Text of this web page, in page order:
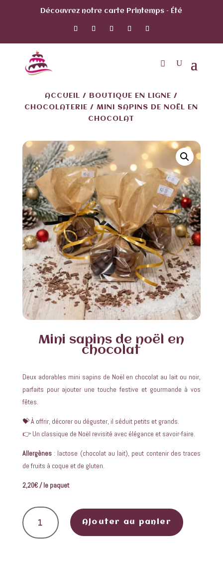
Découvrez notre carte Printemps – Été
ACCUEIL / BOUTIQUE EN LIGNE /
CHOCOLATERIE / MINI SAPINS DE NOËL EN
CHOCOLAT
Mini sapins de noël en
chocolat
Deux adorables mini sapins de Noël en chocolat au lait ou noir,
parfaits pour ajouter une touche festive et gourmande à vos
fêtes.
💝 À offrir, décorer ou déguster, il séduit petits et grands.
👉 Un classique de Noël revisité avec élégance et savoir-faire.
Allergènes: lactose (chocolat au lait), peut contenir des traces
de fruits à coque et de gluten.
2,20€ / le paquet
quantité de Mini sapins de noël en chocolat
Ajouter au panier